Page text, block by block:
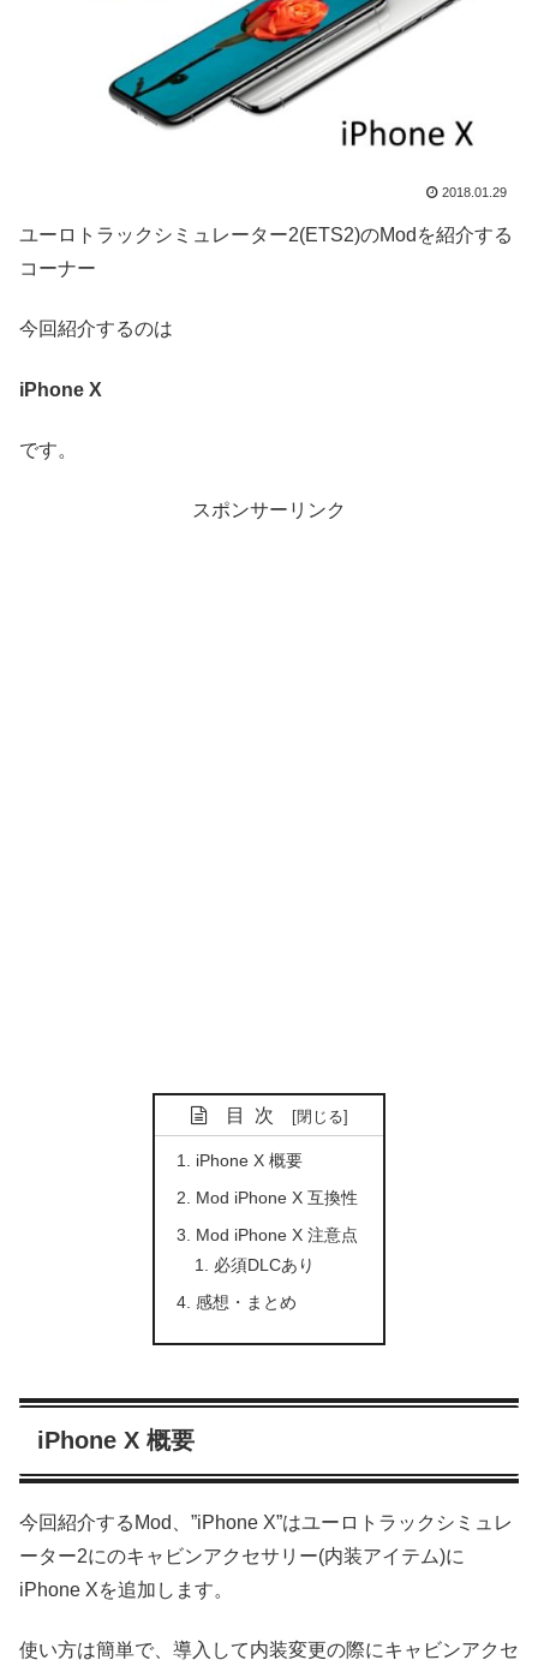
2018.01.29
ユーロトラックシミュレーター2(ETS2)のModを紹介する
コーナー
今回紹介するのは
iPhone X
です。
スポンサーリンク
目次
iPhone X 概要
Mod iPhone X 互換性
Mod iPhone X 注意点
必須DLCあり
感想・まとめ
iPhone X 概要
今回紹介するMod、”iPhone X”はユーロトラックシミュレ
ーター2にのキャビンアクセサリー(内装アイテム)に
iPhone Xを追加します。
使い方は簡単で、導入して内装変更の際にキャビンアクセ